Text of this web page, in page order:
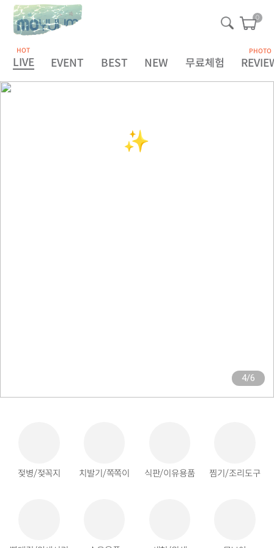
0
HOT
LIVE EVENT BEST NEW 무료체험
PHOTO
내돈내산 리뷰 이벤트🌟
5/6
젖병/젖꼭지 치발기/쪽쪽이 식판/이유용품 찜기/조리도구